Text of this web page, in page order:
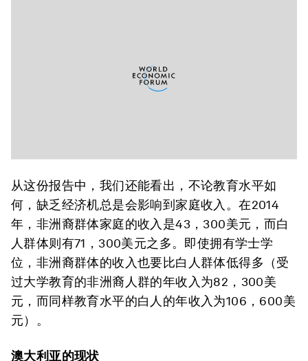
从这份报告中，我们还能看出，不论教育水平如
何，缺乏经济机总是会影响到家庭收入。在2014
年，非洲裔群体家庭的收入是43，300美元，而白
人群体则有71，300美元之多。即使拥有学士学
位，非洲裔群体的收入也要比白人群体低得多（受
过大学教育的非洲裔人群的年收入为82，300美
元，而同样教育水平的白人的年收入为106，600美
元）。
澳大利亚的现状